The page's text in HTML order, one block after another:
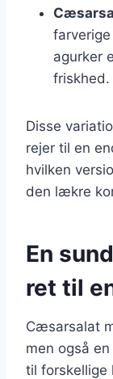
agurker
friskhed.
Disse
rejer til en
hvilken
den lækre
En
ret til
Cæsarsalat
men også
til forskellige